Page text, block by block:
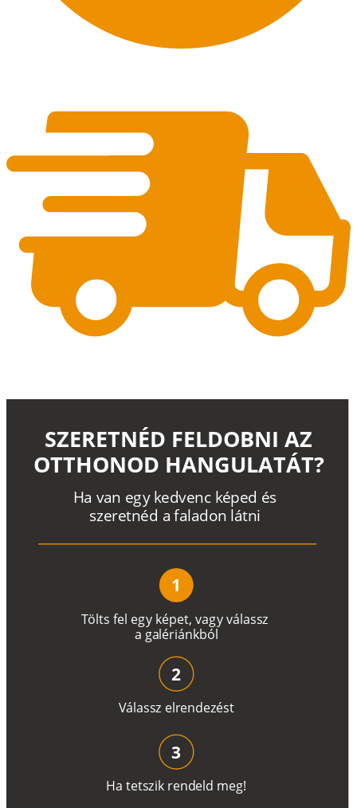
Tölts fel egy képet, vagyválassz
a galériánkból
Ha van egy kedvenc képed és
szeretnéd a faladon látni
SZERETNÉD FELDOBNI AZ
OTTHONOD HANGULATÁT?
1
Válassz elrendezést
2
Ha tetszik rendeld meg!
3